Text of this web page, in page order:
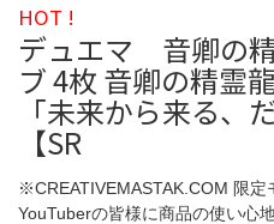
HOT !
デュエマ 音卿の
ブ 4枚 音卿の精霊
「未来から来る、
【SR
※CREATIVEMASTAK.COM 限定
YouTuberの皆様に商品の使い心